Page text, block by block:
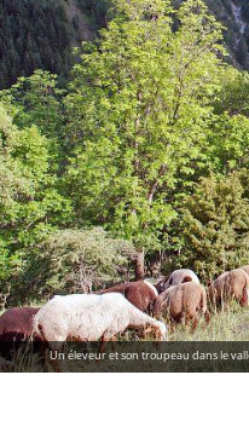
Un éleveur et son troupeau dans le